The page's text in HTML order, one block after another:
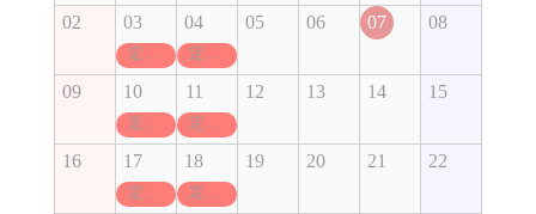
02 03
定休日
04
定休日
05 06 07 08
09 10
定休日
11
定休日
12 13 14 15
16 17
定休日
18
定休日
19 20 21 22